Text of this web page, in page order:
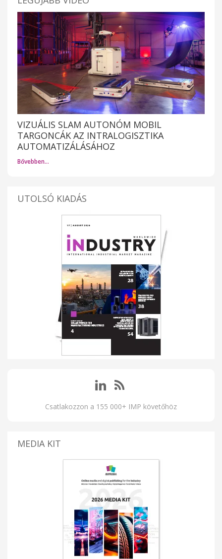
VIZUÁLIS SLAM AUTONÓM MOBIL
TARGONCÁK AZ INTRALOGISZTIKA
AUTOMATIZÁLÁSÁHOZ
Bővebben…
UTOLSÓ KIADÁS
Csatlakozzon a 155 000+ IMP követőhöz
MEDIA KIT